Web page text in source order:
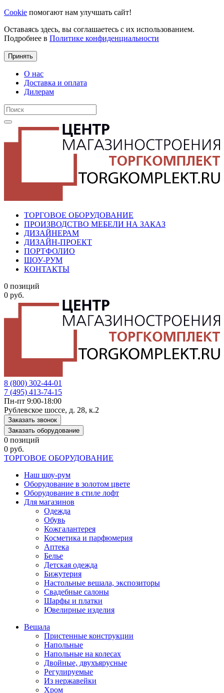
Cookie помогают нам улучшать сайт!
Оставаясь здесь, вы соглашаетесь с их использованием.
Подробнее в Политике конфиденциальности
Принять
О нас
Доставка и оплата
Дилерам
ТОРГОВОЕ ОБОРУДОВАНИЕ
ПРОИЗВОДСТВО МЕБЕЛИ НА ЗАКАЗ
ДИЗАЙНЕРАМ
ДИЗАЙН-ПРОЕКТ
ПОРТФОЛИО
ШОУ-РУМ
КОНТАКТЫ
0 позиций
0 руб.
8 (800) 302-44-01
7 (495) 413-74-15
Пн-пт 9:00-18:00
Рублевское шоссе, д. 28, к.2
Заказать звонок
Заказать оборудование
0 позиций
0 руб.
ТОРГОВОЕ ОБОРУДОВАНИЕ
Наш шоу-рум
Оборудование в золотом цвете
Оборудование в стиле лофт
Для магазинов
Одежда
Обувь
Кожгалантерея
Косметика и парфюмерия
Аптека
Белье
Детская одежда
Бижутерия
Настольные вешала, экспозиторы
Свадебные салоны
Шарфы и платки
Ювелирные изделия
Вешала
Пристенные конструкции
Напольные
Напольные на колесах
Двойные, двухъярусные
Регулируемые
Из нержавейки
Хром